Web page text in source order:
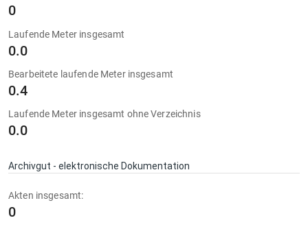
0
Laufende Meter insgesamt
0.0
Bearbeitete laufende Meter insgesamt
0.4
Laufende Meter insgesamt ohne Verzeichnis
0.0
Archivgut - elektronische Dokumentation
Akten insgesamt:
0